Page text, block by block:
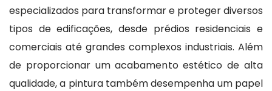
especializados para transformar e proteger diversos
tipos de edificações, desde prédios residenciais e
comerciais até grandes complexos industriais. Além
de proporcionar um acabamento estético de alta
qualidade, a pintura também desempenha um papel